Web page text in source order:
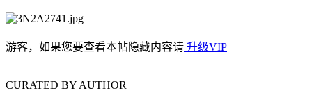
游客，如果您要查看本帖隐藏内容请 升级VIP
CURATED BY AUTHOR